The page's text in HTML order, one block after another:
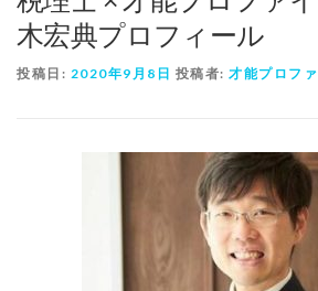
木宏典プロフィール
投稿日: 2020年9月8日 投稿者: 才能プロフ